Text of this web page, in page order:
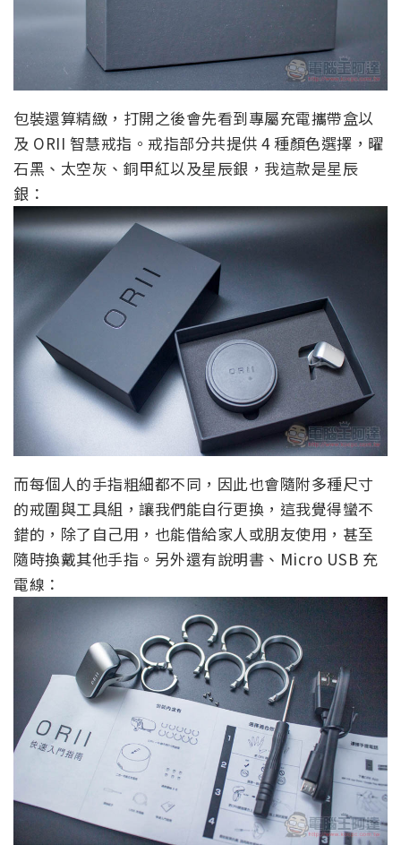
包裝還算精緻，打開之後會先看到專屬充電攜帶盒以
及 ORII 智慧戒指。戒指部分共提供 4 種顏色選擇，曜
石黑、太空灰、銅甲紅以及星辰銀，我這款是星辰
銀：
而每個人的手指粗細都不同，因此也會隨附多種尺寸
的戒圍與工具組，讓我們能自行更換，這我覺得蠻不
錯的，除了自己用，也能借給家人或朋友使用，甚至
隨時換戴其他手指。另外還有說明書、Micro USB 充
電線：